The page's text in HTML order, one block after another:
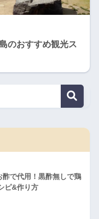
のおすすめ観光ス
で代用！黒酢無しで鶏
ピ&作り方